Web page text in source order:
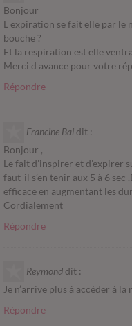
Bonjour
L expiration se fait elle par le
bouche ?
Et la respiration est elle
Merci d avance pour votre
Répondre
Francine Bai dit :
Bonjour ,
Le fait d’inspirer et d’expirer
faut-il s’en tenir aux 5 à 6 sec
efficace en augmentant les
Cordialement
Répondre
Reymond dit :
Je n’arrive plus à accéder à
Répondre